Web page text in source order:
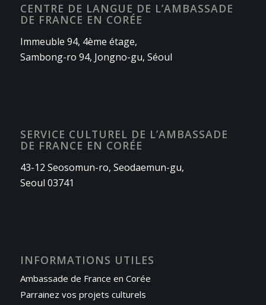
CENTRE DE LANGUE DE L’AMBASSADE
DE FRANCE EN CORÉE
Immeuble 94, 4ème étage,
Sambong-ro 94, Jongno-gu, Séoul
SERVICE CULTUREL DE L’AMBASSADE
DE FRANCE EN CORÉE
43-12 Seosomun-ro, Seodaemun-gu,
Seoul 03741
INFORMATIONS UTILES
Ambassade de France en Corée
Parrainez vos projets culturels